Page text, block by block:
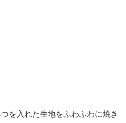
を入れた生地をふわふわに焼き